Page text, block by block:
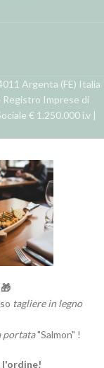
Argenta (FE) Italia
Registro Imprese di
€ 1.250.000 i.v |
tagliere in legno
portata"Salmon" !
l'ordine!